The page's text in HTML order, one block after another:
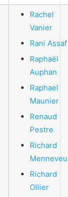
Rachel
Vanier
Rani Assaf
Raphaël
Auphan
Raphael
Maunier
Renaud
Pestre
Richard
Richard
Ollier